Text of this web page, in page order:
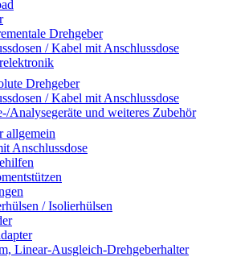
Drehgeber
/ Kabel mit Anschlussdose
Drehgeber
/ Kabel mit Anschlussdose
Analysegeräte und weiteres Zubehör
allgemein
Anschlussdose
/ Isolierhülsen
Linear-Ausgleich-Drehgeberhalter